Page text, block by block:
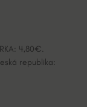
4,80€.
republika: